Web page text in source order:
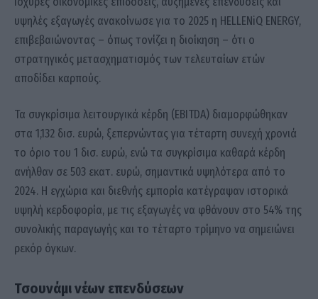
υψηλές εξαγωγές ανακοίνωσε για το 2025 η HELLENiQ ENERGY,
επιβεβαιώνοντας – όπως τονίζει η διοίκηση – ότι ο
στρατηγικός μετασχηματισμός των τελευταίων ετών
αποδίδει καρπούς.
Τα συγκρίσιμα λειτουργικά κέρδη (EBITDA) διαμορφώθηκαν
στα 1,132 δισ. ευρώ, ξεπερνώντας για τέταρτη συνεχή χρονιά
το όριο του 1 δισ. ευρώ, ενώ τα συγκρίσιμα καθαρά κέρδη
ανήλθαν σε 503 εκατ. ευρώ, σημαντικά υψηλότερα από το
2024. Η εγχώρια και διεθνής εμπορία κατέγραψαν ιστορικά
υψηλή κερδοφορία, με τις εξαγωγές να φθάνουν στο 54% της
συνολικής παραγωγής και το τέταρτο τρίμηνο να σημειώνει
ρεκόρ όγκων.
Τσουνάμι νέων επενδύσεων